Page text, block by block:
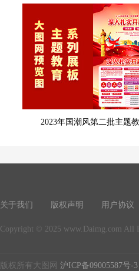
2023年国潮风第二批主题
关于我们 版权声明 用户协议
Copyright © 2025 www.Daimg.com All
版权所有大图网 沪ICP备09005587号-3